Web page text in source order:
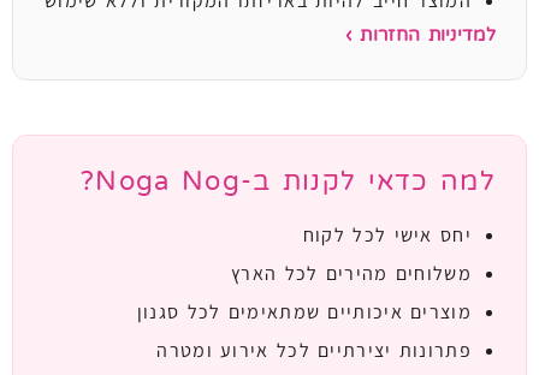
למדיניות החזרות ›
למה כדאי לקנות ב-Noga Nog?
יחס אישי לכל לקוח
משלוחים מהירים לכל הארץ
מוצרים איכותיים שמתאימים לכל סגנון
פתרונות יצירתיים לכל אירוע ומטרה